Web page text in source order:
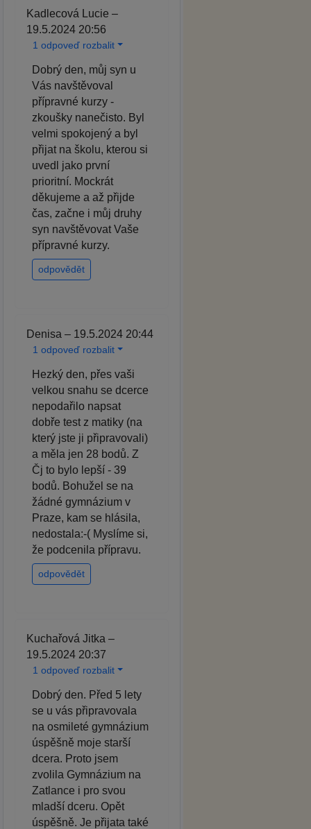
Kadlecová Lucie –
19.5.2024 20:56
1 odpoveď rozbalit
Dobrý den, můj syn u
Vás navštěvoval
přípravné kurzy -
zkoušky nanečisto. Byl
velmi spokojený a byl
přijat na školu, kterou si
uvedl jako první
prioritní. Mockrát
děkujeme a až přijde
čas, začne i můj druhy
syn navštěvovat Vaše
přípravné kurzy.
odpovědět
Denisa – 19.5.2024 20:44
1 odpoveď rozbalit
Hezký den, přes vaši
velkou snahu se dcerce
nepodařilo napsat
dobře test z matiky (na
který jste ji připravovali)
a měla jen 28 bodů. Z
Čj to bylo lepší - 39
bodů. Bohužel se na
žádné gymnázium v
Praze, kam se hlásila,
nedostala:-( Myslíme si,
že podcenila přípravu.
odpovědět
Kuchařová Jitka –
19.5.2024 20:37
1 odpoveď rozbalit
Dobrý den. Před 5 lety
se u vás připravovala
na osmileté gymnázium
úspěšně moje starší
dcera. Proto jsem
zvolila Gymnázium na
Zatlance i pro svou
mladší dceru. Opět
úspěšně. Je přijata také